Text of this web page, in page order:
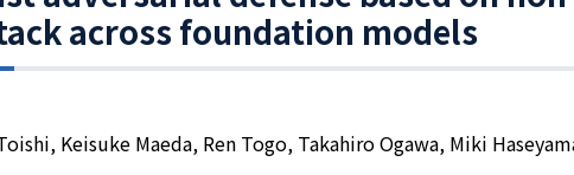
across foundation models
Keisuke Maeda, Ren Togo, Takahiro Ogawa, Miki